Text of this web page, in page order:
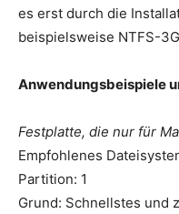
es erst durch die
beispielsweise NTFS-
Anwendungsbeispiele
Festplatte, die nur für
Empfohlenes
Partition: 1
Grund: Schnellstes und